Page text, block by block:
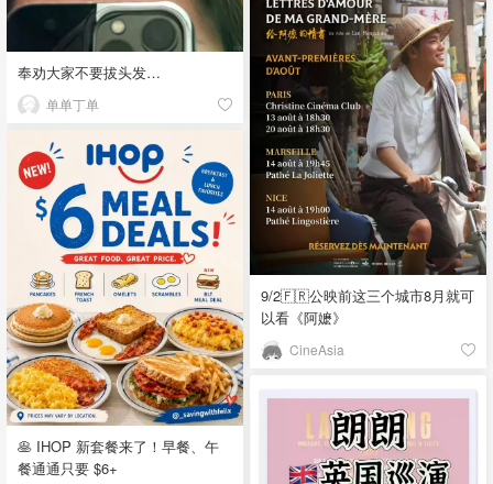
奉劝大家不要拔头发…
单单丁单
9/2🇫🇷公映前这三个城市8月就可
以看《阿嬷》
CineAsia
🥞 IHOP 新套餐来了！早餐、午
餐通通只要 $6+